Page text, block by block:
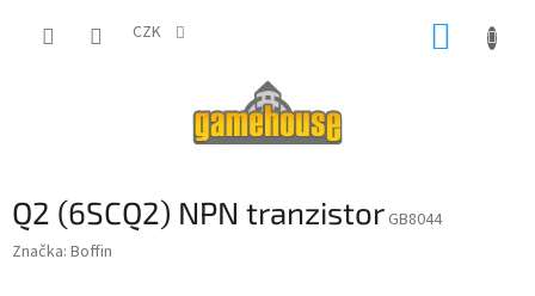
CZK
Q2 (6SCQ2) NPN tranzistor GB8044
Značka: Boffin